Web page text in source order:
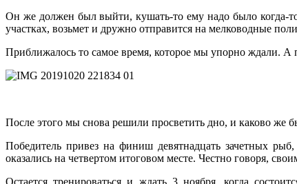
Он же должен был выйти, кушать-то ему надо было когда-
участках, возьмет и дружно отправится на мелководные
Приближалось то самое время, которое мы упорно ждали. А
После этого мы снова решили просветить дно, и каково
Победитель привез на финиш девятнадцать зачетных
оказались на четвертом итоговом месте. Честно говоря,